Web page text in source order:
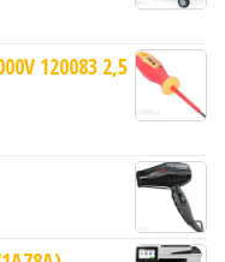
120083 2,5